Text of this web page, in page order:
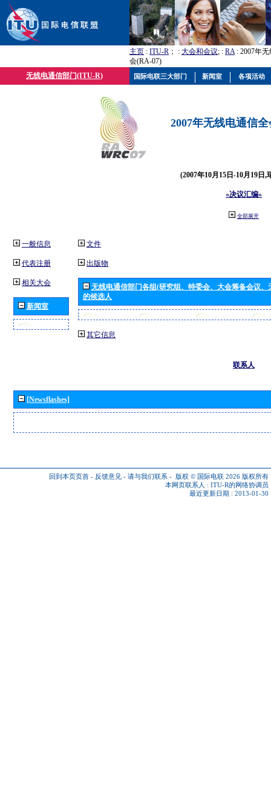
主页 : ITU-R ； : 大会和会议; : RA: 2007年
会(RA-07)
无线电通信部门(ITU-R)
2007年无线电通信
(2007年10月15日-10月19日,
«决议汇编»
全部展开
一般信息
代表注册
相关大会
新闻室
文件
出版物
无线电通信部门各组(研究组、特委会、大会筹备会议
的候选人
其它信息
联系人
[Newsflashes]
回到本页页首 - 反馈意见 - 请与我们联系 - 版权 © 国际电联 2026 版权所有
本网页联系人 : ITU-R的网络协调员
最近更新日期 : 2013-01-30
国际电联三大部门 新闻室 各项活动